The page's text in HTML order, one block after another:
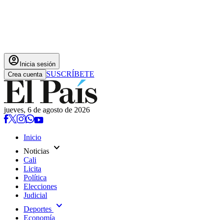
account_circle Inicia sesión
Crea cuenta SUSCRÍBETE
jueves, 6 de agosto de 2026
Inicio
Noticias expand_more
Cali
Licita
Política
Elecciones
Judicial
Deportes expand_more
Economía